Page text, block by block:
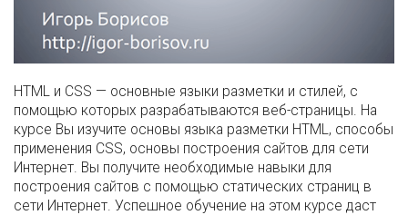
HTML и CSS — основные языки разметки и стилей, с
помощью которых разрабатываются веб-страницы. На
курсе Вы изучите основы языка разметки HTML, способы
применения CSS, основы построения сайтов для сети
Интернет. Вы получите необходимые навыки для
построения сайтов с помощью статических страниц в
сети Интернет. Успешное обучение на этом курсе даст